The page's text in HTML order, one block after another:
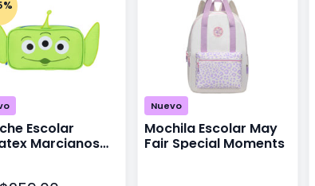
Escolar
Marcianos
Nuevo
Mochila Escolar May
Fair Special Moments